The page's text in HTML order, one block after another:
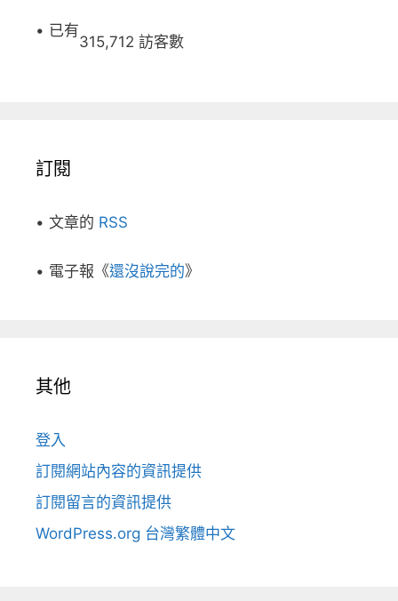
• 已有
315,712 訪客數
訂閱
• 文章的 RSS
• 電子報《還沒說完的》
其他
登入
訂閱網站內容的資訊提供
訂閱留言的資訊提供
WordPress.org 台灣繁體中文